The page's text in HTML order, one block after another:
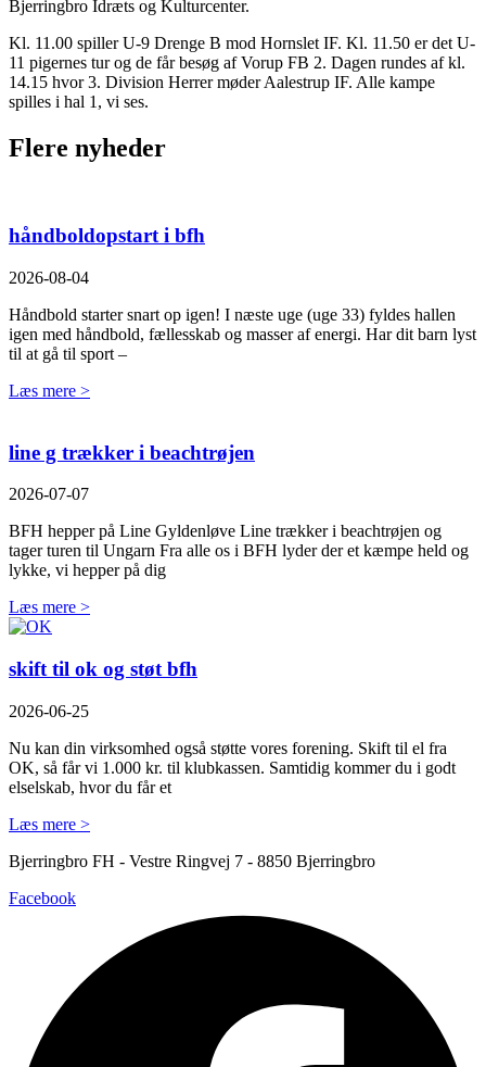
Bjerringbro Idræts og Kulturcenter.
Kl. 11.00 spiller U-9 Drenge B mod Hornslet IF. Kl. 11.50 er det U-
11 pigernes tur og de får besøg af Vorup FB 2. Dagen rundes af kl.
14.15 hvor 3. Division Herrer møder Aalestrup IF. Alle kampe
spilles i hal 1, vi ses.
Flere nyheder
håndboldopstart i bfh
2026-08-04
Håndbold starter snart op igen! I næste uge (uge 33) fyldes hallen
igen med håndbold, fællesskab og masser af energi. Har dit barn lyst
til at gå til sport –
Læs mere >
line g trækker i beachtrøjen
2026-07-07
BFH hepper på Line Gyldenløve Line trækker i beachtrøjen og
tager turen til Ungarn Fra alle os i BFH lyder der et kæmpe held og
lykke, vi hepper på dig
Læs mere >
skift til ok og støt bfh
2026-06-25
Nu kan din virksomhed også støtte vores forening. Skift til el fra
OK, så får vi 1.000 kr. til klubkassen. Samtidig kommer du i godt
elselskab, hvor du får et
Læs mere >
Bjerringbro FH - Vestre Ringvej 7 - 8850 Bjerringbro
Facebook